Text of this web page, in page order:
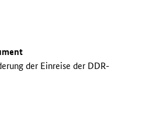
der Einreise der DDR-